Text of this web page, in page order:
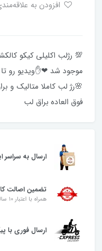
💯 رژلب اکلیلی کیکو
موجود شد ❤✋ویدیو رو تا
🌸رژ لب کاملا متالیک و
فوق العاده براق لب
ارسال به سراسر
تضمین اصالت
همراه با اعتبار ۱۰ ساله 💫
ارسال فوری با